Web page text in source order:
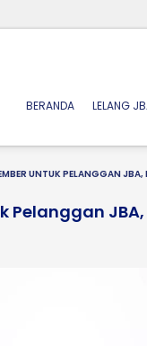
BERANDA(CURRENT)
LELANG
UNTUK PELANGGAN
Pelanggan